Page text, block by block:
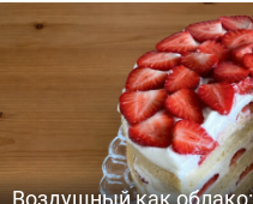
Воздушный как